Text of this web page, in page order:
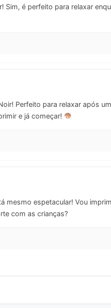
Sim, é perfeito para relaxar
Perfeito para relaxar após
e já começar!
mesmo espetacular! Vou
com as crianças?